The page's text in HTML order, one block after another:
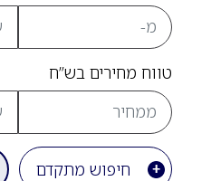
טווח מחירים בש”ח
חיפוש מתקדם